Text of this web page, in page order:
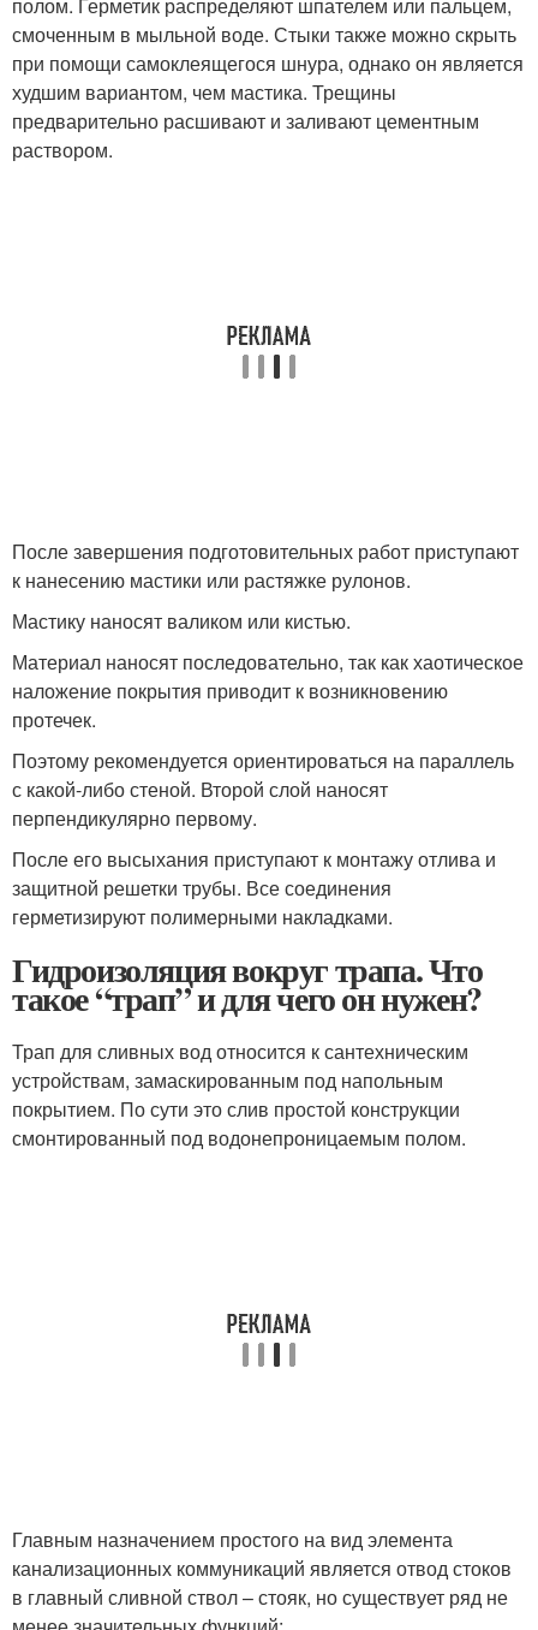
смоченным в мыльной воде. Стыки также можно скрыть
при помощи самоклеящегося шнура, однако он является
худшим вариантом, чем мастика. Трещины
предварительно расшивают и заливают цементным
раствором.
После завершения подготовительных работ приступают
к нанесению мастики или растяжке рулонов.
Мастику наносят валиком или кистью.
Материал наносят последовательно, так как хаотическое
наложение покрытия приводит к возникновению
протечек.
Поэтому рекомендуется ориентироваться на параллель
с какой-либо стеной. Второй слой наносят
перпендикулярно первому.
После его высыхания приступают к монтажу отлива и
защитной решетки трубы. Все соединения
герметизируют полимерными накладками.
Гидроизоляция вокруг трапа. Что
такое “трап” и для чего он нужен?
Трап для сливных вод относится к сантехническим
устройствам, замаскированным под напольным
покрытием. По сути это слив простой конструкции
смонтированный под водонепроницаемым полом.
Главным назначением простого на вид элемента
канализационных коммуникаций является отвод стоков
в главный сливной ствол – стояк, но существует ряд не